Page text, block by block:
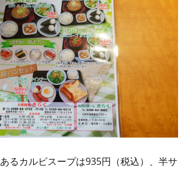
るカルビスープは935円（税込）、半サ